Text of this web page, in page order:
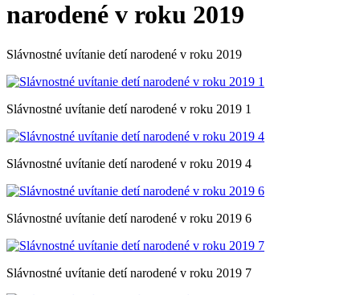
narodené v roku 2019
Slávnostné uvítanie detí narodené v roku 2019
Slávnostné uvítanie detí narodené v roku 2019 1
Slávnostné uvítanie detí narodené v roku 2019 4
Slávnostné uvítanie detí narodené v roku 2019 6
Slávnostné uvítanie detí narodené v roku 2019 7